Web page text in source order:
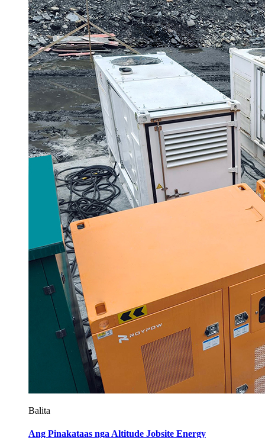
Balita
Ang Pinakataas nga Altitude Jobsite Energy